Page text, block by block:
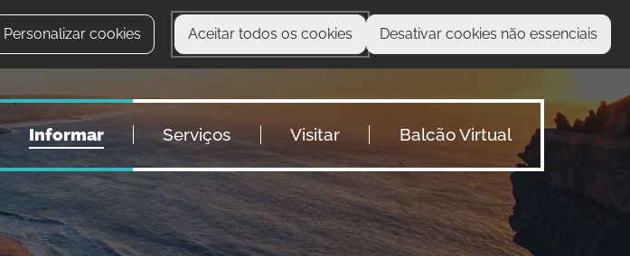
Personalizar cookies Aceitar todos os cookies Desativar cookies não essenciais
O que procura?
Informar Serviços Visitar Balcão Virtual